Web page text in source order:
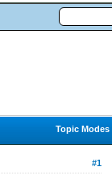
Topic Modes
#1